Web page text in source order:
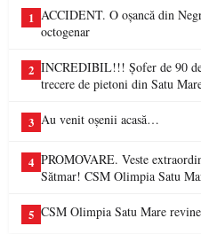
1 ACCIDENT. O oșancă din
octogenar
2 INCREDIBIL!!! Șofer de 90
trecere de pietoni din Satu
3 Au venit oșenii acasă…
4 PROMOVARE. Veste
Sătmar! CSM Olimpia Satu
5 CSM Olimpia Satu Mare